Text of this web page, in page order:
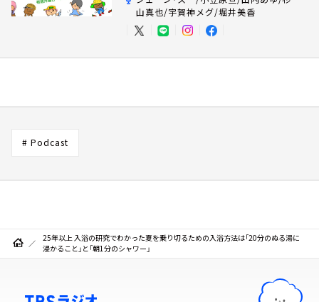
山真也/宇賀神メグ/堀井美香
# Podcast
25年以上 入浴の研究でわかった夏を乗り切るための入浴方法は「20分のぬる湯に
浸かること」と「朝1分のシャワー」